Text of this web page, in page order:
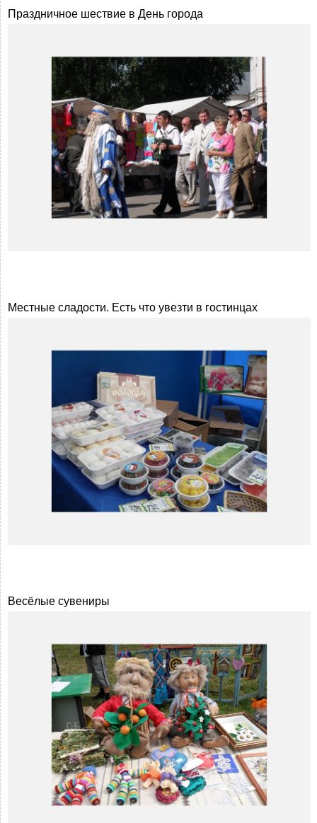
Праздничное шествие в День города
Местные сладости. Есть что увезти в гостинцах
Весёлые сувениры